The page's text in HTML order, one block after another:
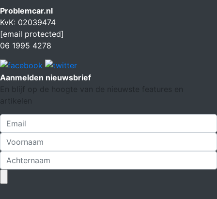
Problemcar.nl
KvK: 02039474
[email protected]
06 1995 4278
Aanmelden nieuwsbrief
En blijf op de hoogte van de nieuwste features en
artikelen